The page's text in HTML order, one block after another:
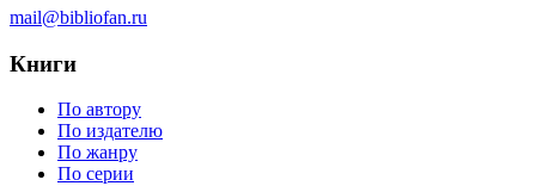
mail@bibliofan.ru
Книги
По автору
По издателю
По жанру
По серии